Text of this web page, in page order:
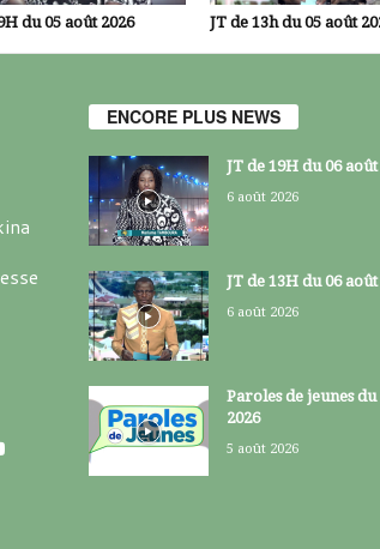
du 05 août 2026 JT de 13h du 05 août
ENCORE PLUS NEWS
JT de 19H du 06 août
6 août 2026
JT de 13H du 06 août
6 août 2026
Paroles de jeunes du
2026
5 août 2026